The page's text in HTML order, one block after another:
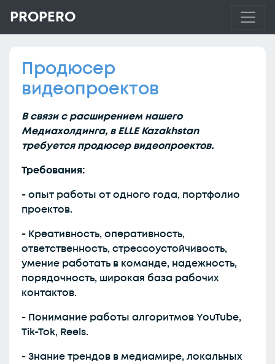
PROPERO
Продюсер
видеопроектов
В связи с расширением нашего
Медиахолдинга, в ELLE Kazakhstan
требуется продюсер видеопроектов.
Требования:
- опыт работы от одного года, портфолио
проектов.
- Креативность, оперативность,
ответственность, стрессоустойчивость,
умение работать в команде, надежность,
порядочность, широкая база рабочих
контактов.
- Понимание работы алгоритмов YouTube,
Tik-Tok, Reels.
- Знание трендов в медиамире, локальных